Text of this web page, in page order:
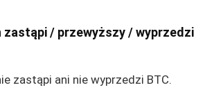
zastąpi / przewyższy / wyprzedzi
zastąpi ani nie wyprzedzi BTC.